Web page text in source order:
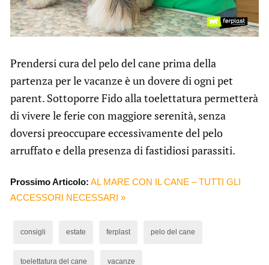
Prendersi cura del pelo del cane prima della
partenza per le vacanze è un dovere di ogni pet
parent. Sottoporre Fido alla toelettatura permetterà
di vivere le ferie con maggiore serenità, senza
doversi preoccupare eccessivamente del pelo
arruffato e della presenza di fastidiosi parassiti.
Prossimo Articolo: AL MARE CON IL CANE – TUTTI GLI
ACCESSORI NECESSARI »
consigli estate ferplast pelo del cane
toelettatura del cane vacanze